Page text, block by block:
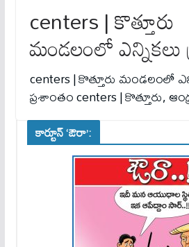
centers | కొత్తూరు
మండలంలో ఎన్నికలు
centers | కొత్తూరు మండలంలో
ప్రశాంతం centers | కొత్తూరు,
కార్టూన్ ‘ఔరా’: